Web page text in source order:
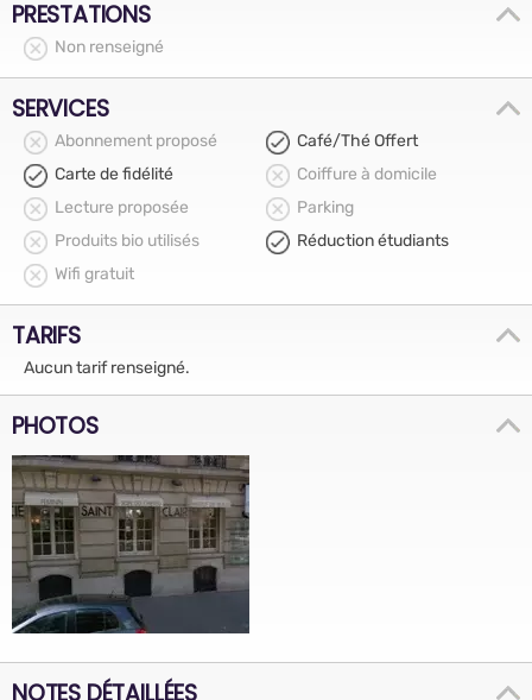
PRESTATIONS
Non renseigné
SERVICES
Abonnement proposé
Café/Thé Offert
Carte de fidélité
Coiffure à domicile
Lecture proposée
Parking
Produits bio utilisés
Réduction étudiants
Wifi gratuit
TARIFS
Aucun tarif renseigné.
PHOTOS
NOTES DÉTAILLÉES